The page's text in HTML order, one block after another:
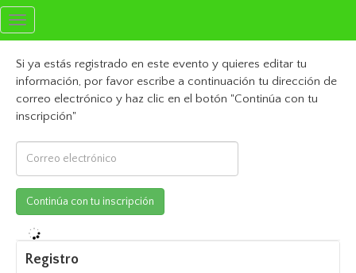
Toggle
navigation
Si ya estás registrado en este evento y quieres editar tu
información, por favor escribe a continuación tu dirección de
correo electrónico y haz clic en el botón "Continúa con tu
inscripción"
Registro